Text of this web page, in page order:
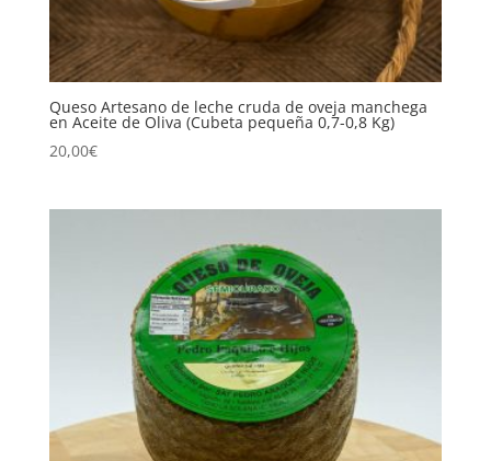
Queso Artesano de leche cruda de oveja manchega
en Aceite de Oliva (Cubeta pequeña 0,7-0,8 Kg)
20,00€